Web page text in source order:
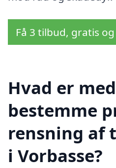
Få 3 tilbud, gratis
Hvad er
bestemme
rensning af
i Vorbasse?